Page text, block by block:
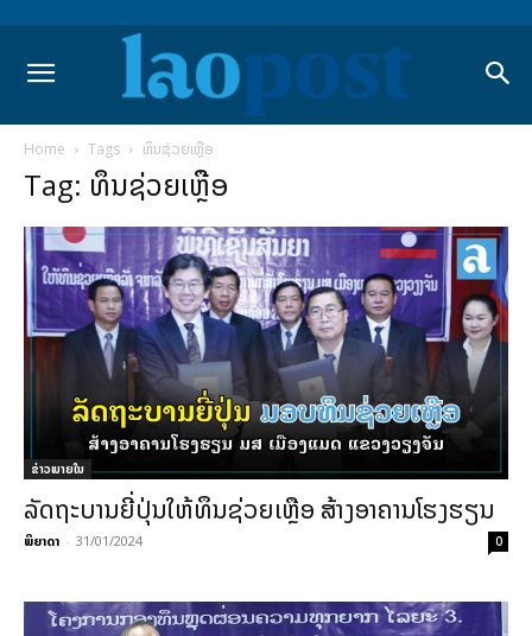
Home Tags ທຶນຊ່ວຍເຫຼືອ
Tag: ທຶນຊ່ວຍເຫຼືອ
ຂ່າວພາຍ​ໃນ
ລັດຖະບານຍີ່ປຸ່ນໃຫ້ທຶນຊ່ວຍເຫຼືອ ສ້າງອາຄານໂຮງຮຽນ
ພິຍາດາ - 31/01/2024 0